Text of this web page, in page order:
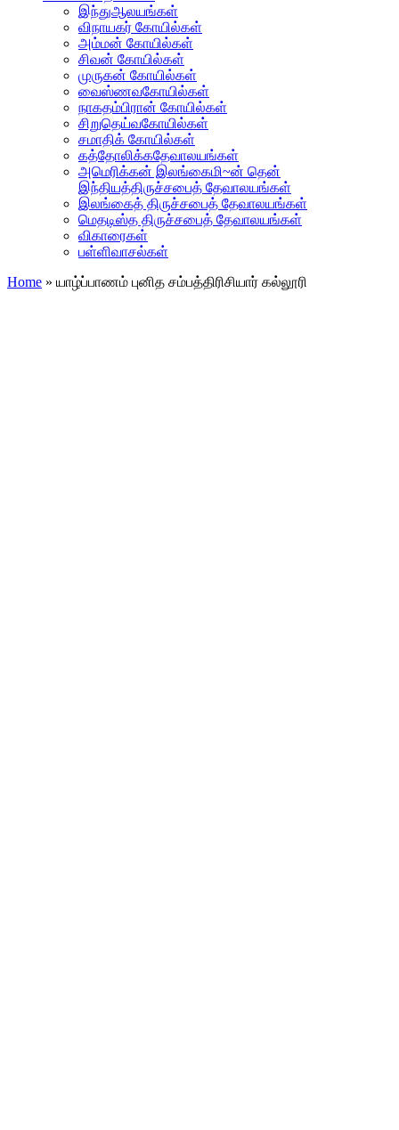
இந்துஆலயங்கள்
விநாயகர் கோயில்கள்
அம்மன் கோயில்கள்
சிவன் கோயில்கள்
முருகன் கோயில்கள்
வைஸ்ணவகோயில்கள்
நாகதம்பிரான் கோயில்கள்
சிறுதெய்வகோயில்கள்
சமாதிக் கோயில்கள்
கத்தோலிக்கதேவாலயங்கள்
அமெரிக்கன் இலங்கைமி~ன் தென்
இந்தியத்திருச்சபைத் தேவாலயங்கள்
இலங்கைத் திருச்சபைத் தேவாலயங்கள்
மெதடிஸ்த திருச்சபைத் தேவாலயங்கள்
விகாரைகள்
பள்ளிவாசல்கள்
Home » யாழ்ப்பாணம் புனித சம்பத்திரிசியார் கல்லூரி